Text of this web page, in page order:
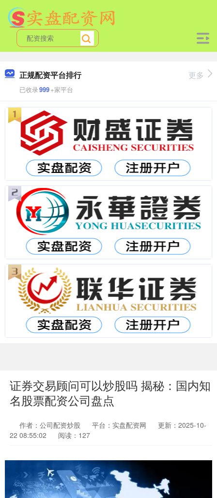
正规配资平台排行
已收录999+家平台
更多
证券交易顾问可以炒股吗 揭秘：国内知
名股票配资公司盘点
作者：公司配资炒股 平台：实盘配资网
更新：2025-10-
22 08:55:02
阅读：127